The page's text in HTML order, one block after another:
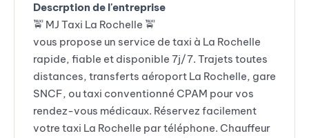
Descrption de l'entreprise
🚖 MJ Taxi La Rochelle 🚖
vous propose un service de taxi à La Rochelle
rapide, fiable et disponible 7j/7. Trajets toutes
distances, transferts aéroport La Rochelle, gare
SNCF, ou taxi conventionné CPAM pour vos
rendez-vous médicaux. Réservez facilement
votre taxi La Rochelle par téléphone. Chauffeur